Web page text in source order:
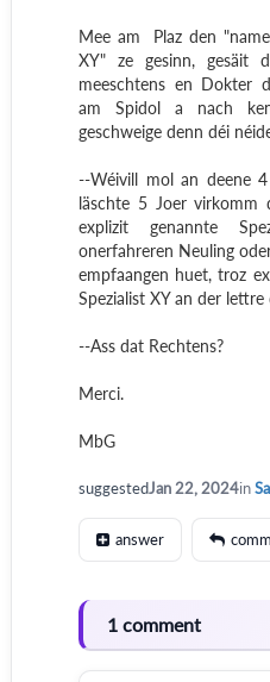
Mee am Plaz den
XY" ze gesinn, gesäit
meeschtens en Dokter
am Spidol a nach
geschweige denn déi
--Wéivill mol an deene
läschte 5 Joer virkomm
explizit genannte
onerfahreren Neuling
empfaangen huet, troz
Spezialist XY an der
--Ass dat Rechtens?
Merci.
MbG
suggestedJan 22, 2024in
answer
1 comment